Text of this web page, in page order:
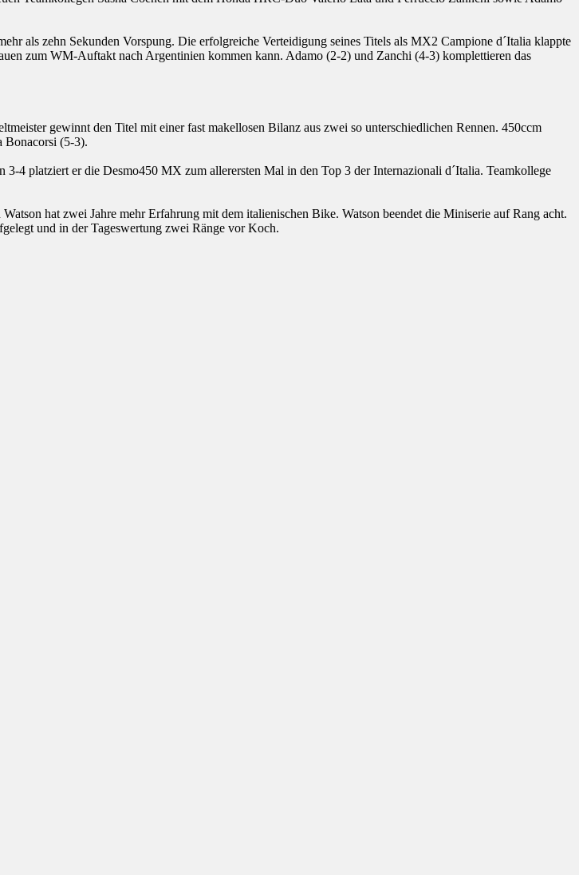
als zehn Sekunden Vorspung. Die erfolgreiche Verteidigung seines Titels als MX2 Campione d´Italia klappte
zum WM-Auftakt nach Argentinien kommen kann. Adamo (2-2) und Zanchi (4-3) komplettieren das
gewinnt den Titel mit einer fast makellosen Bilanz aus zwei so unterschiedlichen Rennen. 450ccm
Bonacorsi (5-3).
4 platziert er die Desmo450 MX zum allerersten Mal in den Top 3 der Internazionali d´Italia. Teamkollege
hat zwei Jahre mehr Erfahrung mit dem italienischen Bike. Watson beendet die Miniserie auf Rang acht.
und in der Tageswertung zwei Ränge vor Koch.